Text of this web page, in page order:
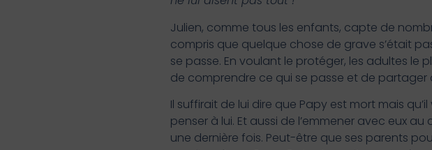
Julien, comme tous les enfants, capte de
compris que quelque chose de grave s’était
se passe. En voulant le protéger, les adultes
de comprendre ce qui se passe et de partager
Il suffirait de lui dire que Papy est mort mais
penser à lui. Et aussi de l’emmener avec eux
une dernière fois. Peut-être que ses parents